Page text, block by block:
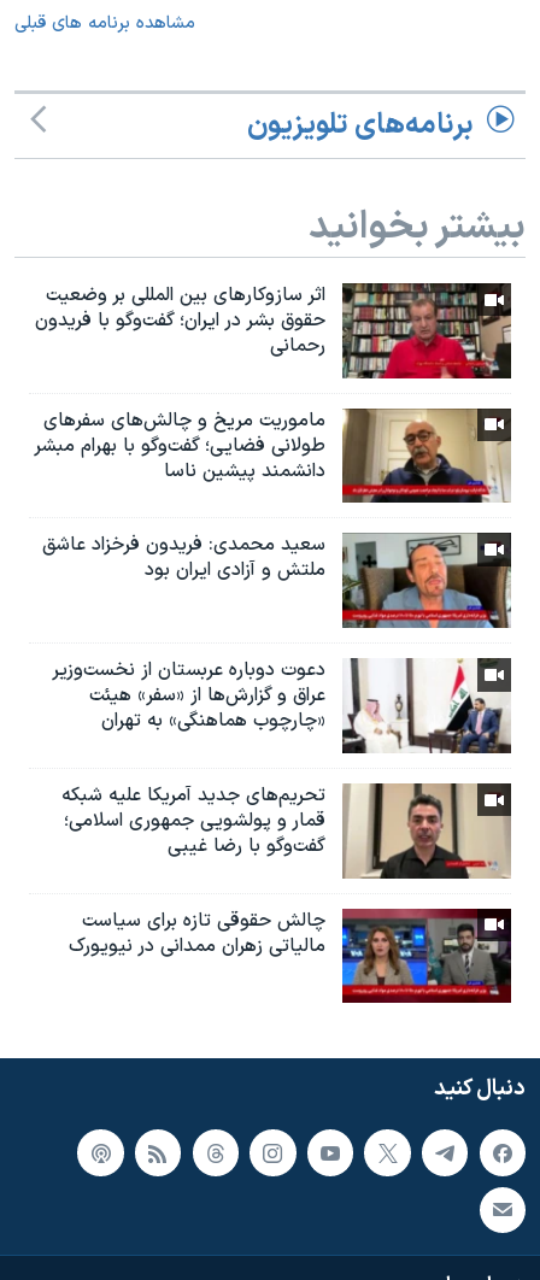
مشاهده برنامه های قبلی
برنامه‌های تلویزیون
بیشتر بخوانید
اثر ساز‌و‌کارهای بین المللی بر وضعیت
حقوق بشر در ایران؛ گفت‌وگو با فریدون
رحمانی
ماموریت مریخ و چالش‌های سفرهای
طولانی فضایی؛ گفت‌وگو با بهرام مبشر
دانشمند پیشین ناسا
سعید محمدی: فریدون فرخزاد عاشق
ملتش و آزادی ایران بود
دعوت دوباره عربستان از نخست‌وزیر
عراق و گزارش‌ها از «سفر» هیئت
«چارچوب هماهنگی» به تهران
تحریم‌های جدید آمریکا علیه شبکه
قمار و پولشویی جمهوری اسلامی؛
گفت‌وگو با رضا غیبی
چالش حقوقی تازه برای سیاست
مالیاتی زهران ممدانی در نیویورک
دنبال کنید